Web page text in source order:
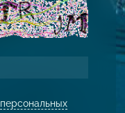
персональных